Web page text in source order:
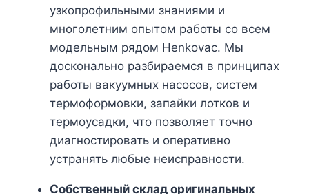
узкопрофильными знаниями и
многолетним опытом работы со всем
модельным рядом Henkovac. Мы
досконально разбираемся в принципах
работы вакуумных насосов, систем
термоформовки, запайки лотков и
термоусадки, что позволяет точно
диагностировать и оперативно
устранять любые неисправности.
Собственный склад оригинальных